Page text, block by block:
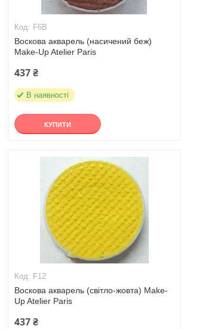
F6B
Воскова акварель (насичений беж)
Make-Up Atelier Paris
437 ₴
В наявності
КУПИТИ
F12
Воскова акварель (світло-жовта) Make-
Up Atelier Paris
437 ₴